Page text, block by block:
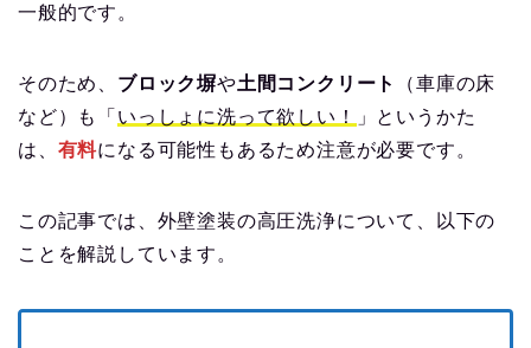
一般的です。
そのため、 ブロック塀や土間コンクリート
（車庫の床
など）も「 いっしょに洗って欲しい！
」というかた
は、 有料になる可能性もあるため注意が必要です。
この記事では、外壁塗装の高圧洗浄について、以下の
ことを解説しています。